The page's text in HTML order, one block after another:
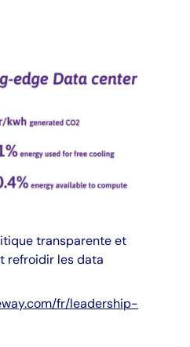
transparente et
refroidir les data
fr/leadership-